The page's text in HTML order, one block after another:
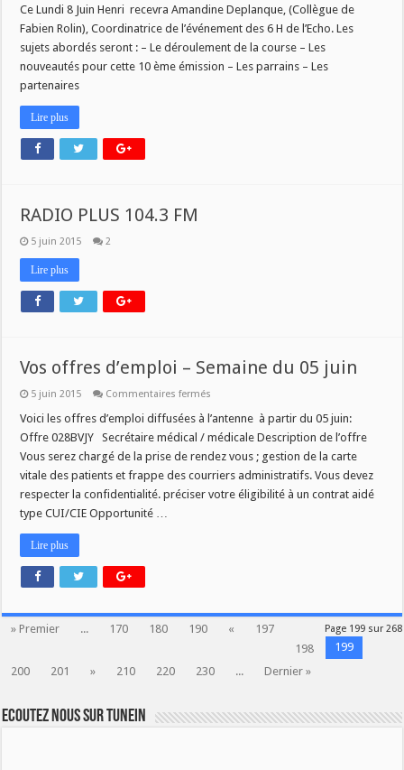
Ce Lundi 8 Juin Henri recevra Amandine Deplanque, (Collègue de
Fabien Rolin), Coordinatrice de l’événement des 6 H de l’Echo. Les
sujets abordés seront : – Le déroulement de la course – Les
nouveautés pour cette 10 ème émission – Les parrains – Les
partenaires
Lire plus
RADIO PLUS 104.3 FM
5 juin 2015 2
Lire plus
Vos offres d’emploi – Semaine du 05 juin
5 juin 2015 Commentaires fermés
offres
–
Semaine
du
05
Voici les offres d’emploi diffusées à l’antenne à partir du 05 juin:
Offre 028BVJY Secrétaire médical / médicale Description de l’offre
Vous serez chargé de la prise de rendez vous ; gestion de la carte
vitale des patients et frappe des courriers administratifs. Vous devez
respecter la confidentialité. préciser votre éligibilité à un contrat aidé
type CUI/CIE Opportunité …
Lire plus
Page 199 sur 268
» Premier ... 170 180 190 «
197
198
199
200
201 » 210 220 230 ... Dernier »
Ecoutez nous sur TuneIn